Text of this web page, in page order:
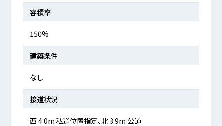
容積率
150%
建築条件
なし
接道状況
西 4.0m 私道位置指定、北 3.9m 公道